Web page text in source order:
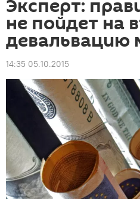
Эксперт:
не пойдет на
девальвацию
14:35 05.10.2015